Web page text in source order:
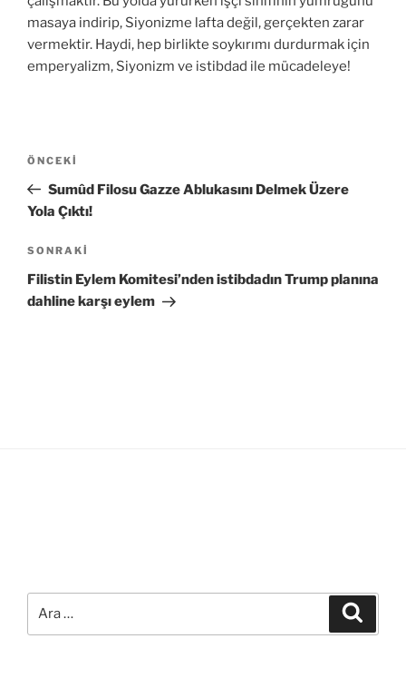
masaya indirip, Siyonizme lafta değil, gerçekten zarar
vermektir. Haydi, hep birlikte soykırımı durdurmak için
emperyalizm, Siyonizm ve istibdad ile mücadeleye!
Yazı
Önceki
Yazı
ÖNCEKI
Sumûd Filosu Gazze Ablukasını Delmek Üzere
Yola Çıktı!
Sonraki
Yazı
SONRAKI
Filistin Eylem Komitesi’nden istibdadın Trump planına
dahline karşı eylem